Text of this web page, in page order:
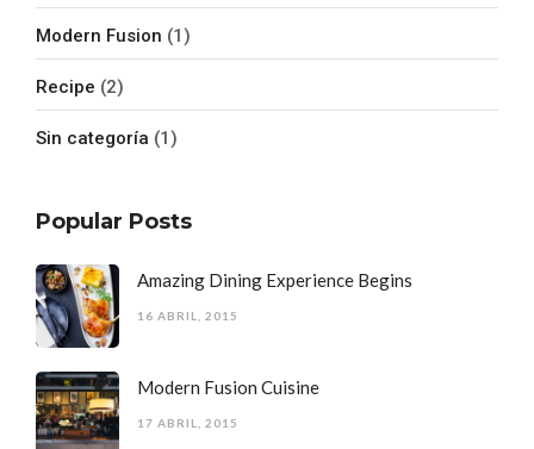
Modern Fusion (1)
Recipe (2)
Sin categoría (1)
Popular Posts
Amazing Dining Experience Begins
16 ABRIL, 2015
Modern Fusion Cuisine
17 ABRIL, 2015